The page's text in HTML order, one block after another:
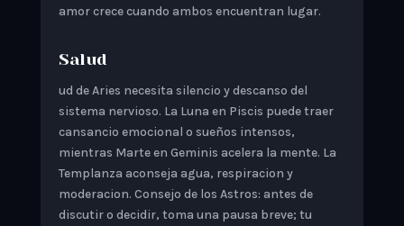
amor crece cuando ambos encuentran lugar.
Salud
ud de Aries necesita silencio y descanso del
sistema nervioso. La Luna en Piscis puede traer
cansancio emocional o sueños intensos,
mientras Marte en Geminis acelera la mente. La
Templanza aconseja agua, respiracion y
moderacion. Consejo de los Astros: antes de
discutir o decidir, toma una pausa breve; tu